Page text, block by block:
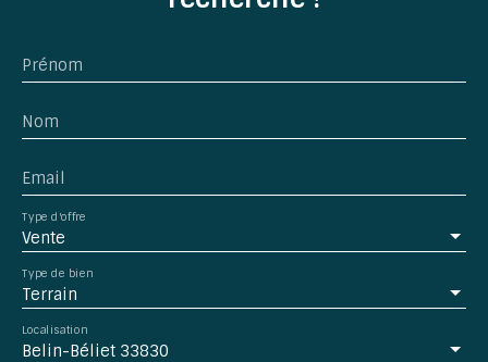
Prénom
Nom
Email
Vente
Type d'offre
Terrain
Type de bien
Belin-Béliet 33830
Localisation